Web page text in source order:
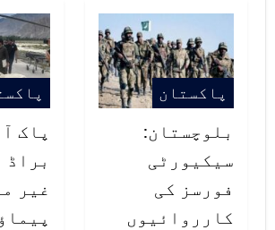
جاری امن مذاکرات میں
سیاسی و عسکری قیادت کی
دلی طور پر مشکور ہوں۔
کے مطابق پاکستان اور
تعلقات دیرپا اسٹرٹیجک
حامل ہیں۔
پاکستان
بلوچستان:
سیکیورٹی
فورسز کی
کارروائیوں
پاک
غیر